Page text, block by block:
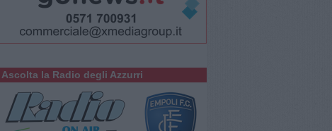
Ascolta la Radio degli Azzurri